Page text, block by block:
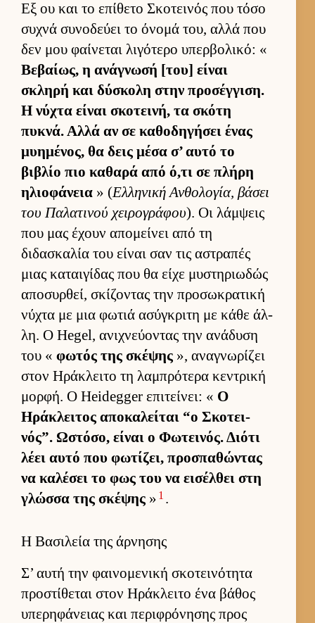
Εξ ου και το επίθετο Σκοτει­νός που τόσο
συχνά συνοδεύει το όνομά του, αλλά που
δεν μου φαί­νεται λιγότερο υπερ­βολικό: «
Βεβαί­ως, η ανάγνωσή [του] εί­ναι
σκληρή και δύσκολη στην προσέγ­γιση.
Η νύχτα εί­ναι σκοτει­νή, τα σκότη
πυκνά. Αλλά αν σε καθοδηγήσει ένας
μυημένος, θα δεις μέσα σ’ αυτό το
βιβλίο πιο καθαρά από ό,τι σε πλήρη
ηλιο­φάνεια » (Ελ­ληνική Αν­θολογία, βάσει
του Παλατινού χει­ρογράφου). Οι λάμ­ψεις
που μας έχουν απομεί­νει από τη
διδασκαλία του εί­ναι σαν τις αστραπές
μιας καται­γίδας που θα είχε μυστηριω­δώς
αποσυρ­θεί, σκίζοντας την προσωκρατική
νύχτα με μια φωτιά ασύγκριτη με κάθε άλ­
λη. Ο Hegel, ανιχνεύ­οντας την ανάδυση
του « φωτός της σκέψης », αναγνωρίζει
στον Ηράκλειτο τη λαμπρότερα κεντρική
μορ­φή. Ο Heidegger επιτεί­νει: « Ο
Ηράκλει­τος αποκαλεί­ται “ο Σκοτει­
νός”. Ωστόσο, εί­ναι ο Φωτει­νός. Διότι
λέει αυτό που φωτίζει, προσπαθώντας
να καλέσει το φως του να ει­σέλ­θει στη
γλώσσα της σκέψης » 1 .
Η Βασιλεία της άρνησης
Σ’ αυτή την φαι­νομενική σκοτει­νότητα
προστίθεται στον Ηράκλειτο ένα βάθος
υπερηφάνειας και περιφρόνησης προς